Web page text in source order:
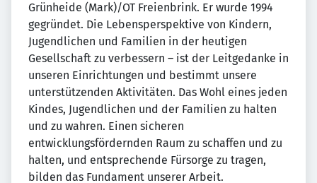
Grünheide (Mark)/OT Freienbrink. Er wurde 1994
gegründet. Die Lebensperspektive von Kindern,
Jugendlichen und Familien in der heutigen
Gesellschaft zu verbessern – ist der Leitgedanke in
unseren Einrichtungen und bestimmt unsere
unterstützenden Aktivitäten. Das Wohl eines jeden
Kindes, Jugendlichen und der Familien zu halten
und zu wahren. Einen sicheren
entwicklungsfördernden Raum zu schaffen und zu
halten, und entsprechende Fürsorge zu tragen,
bilden das Fundament unserer Arbeit.